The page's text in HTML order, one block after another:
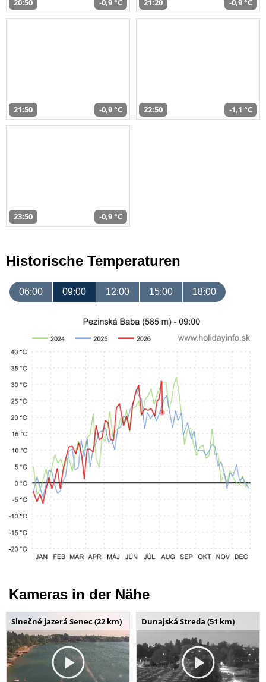
20:50 -0,9 °C 21:20 -0,9 °C
21:50 -0,9 °C 22:50 -1,1 °C
23:50 -0,9 °C
Historische Temperaturen
06:00 09:00 12:00 15:00 18:00
Kameras in der Nähe
Slnečné jazerá Senec (22 km) Dunajská Streda (51 km)